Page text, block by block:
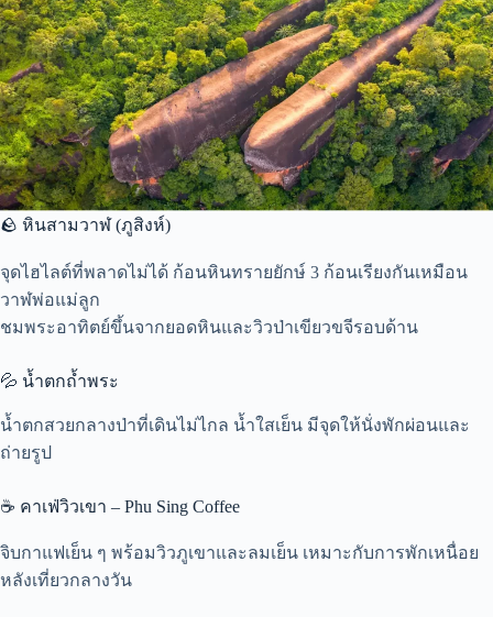
🪨 หินสามวาฬ (ภูสิงห์)
จุดไฮไลต์ที่พลาดไม่ได้ ก้อนหินทรายยักษ์ 3 ก้อนเรียงกันเหมือน
วาฬพ่อแม่ลูก
ชมพระอาทิตย์ขึ้นจากยอดหินและวิวป่าเขียวขจีรอบด้าน
💦 น้ำตกถ้ำพระ
น้ำตกสวยกลางป่าที่เดินไม่ไกล น้ำใสเย็น มีจุดให้นั่งพักผ่อนและ
ถ่ายรูป
☕ คาเฟ่วิวเขา – Phu Sing Coffee
จิบกาแฟเย็น ๆ พร้อมวิวภูเขาและลมเย็น เหมาะกับการพักเหนื่อย
หลังเที่ยวกลางวัน